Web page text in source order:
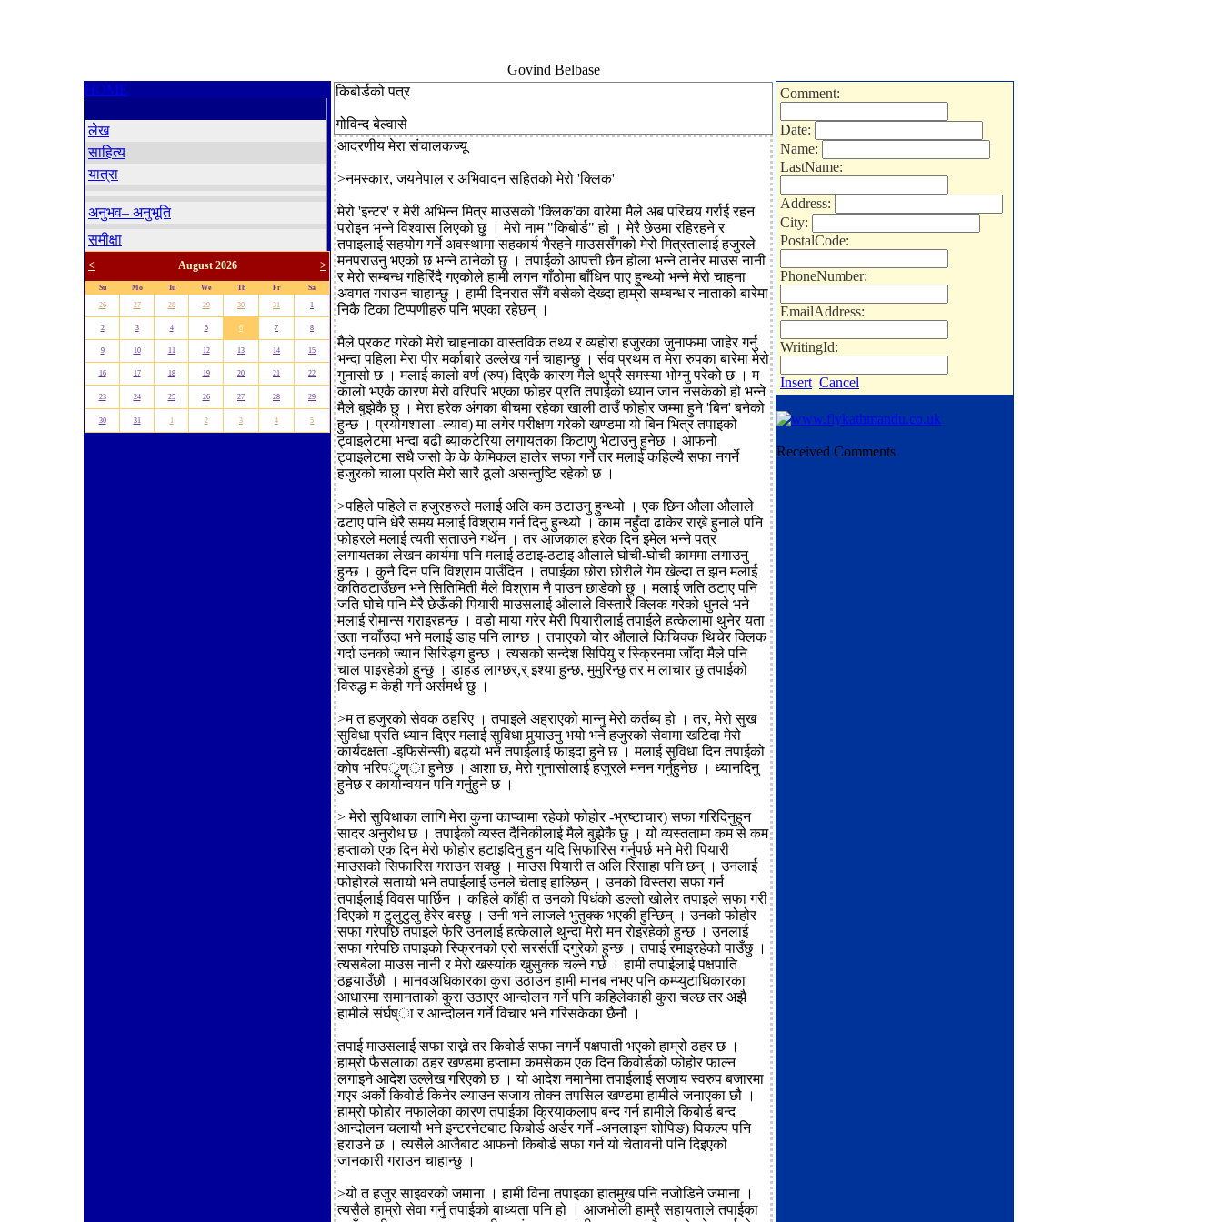
Govind Belbase
HOME
लेख
साहित्य
यात्रा
अनुभव– अनुभूति
समीक्षा
< August 2026 >
Su Mo Tu We Th Fr Sa
26 27 28 29 30 31 1
2 3 4 5 6 7 8
9 10 11 12 13 14 15
16 17 18 19 20 21 22
23 24 25 26 27 28 29
30 31 1 2 3 4 5
किबोर्डको पत्र
गोविन्द बेल्वासे
आदरणीय मेरा संचालकज्यू
>नमस्कार, जयनेपाल र अभिवादन सहितको मेरो 'क्लिक'
मेरो 'इन्टर' र मेरी अभिन्न मित्र माउसको 'क्लिक'का वारेमा मैले अब परिचय गर्राई रहन
परोइन भन्ने विश्वास लिएको छु । मेरो नाम "किबोर्ड" हो । मेरै छेउमा रहिरहने र
तपाइलाई सहयोग गर्ने अवस्थामा सहकार्य भैरहने माउससँगको मेरो मित्रतालाई हजुरले
मनपराउनु भएको छ भन्ने ठानेको छु । तपाईको आपत्ती छैन होला भन्ने ठानेर माउस नानी
र मेरो सम्बन्ध गहिरिंदै गएकोले हामी लगन गाँठोमा बाँधिन पाए हुन्थ्यो भन्ने मेरो चाहना
अवगत गराउन चाहान्छु । हामी दिनरात सँगै बसेको देख्दा हाम्रो सम्बन्ध र नाताको बारेमा
निकै टिका टिप्पणीहरु पनि भएका रहेछन् ।
मैले प्रकट गरेको मेरो चाहनाका वास्तविक तथ्य र व्यहोरा हजुरका जुनाफमा जाहेर गर्नु
भन्दा पहिला मेरा पीर मर्काबारे उल्लेख गर्न चाहान्छु । र्सव प्रथम त मेरा रुपका बारेमा मेरो
गुनासो छ । मलाई कालो वर्ण (रुप) दिएकै कारण मैले थुप्रै समस्या भोग्नु परेको छ । म
कालो भएकै कारण मेरो वरिपरि भएका फोहर प्रति तपाईको ध्यान जान नसकेको हो भन्ने
मैले बुझेकै छु । मेरा हरेक अंगका बीचमा रहेका खाली ठाउँ फोहोर जम्मा हुने 'बिन' बनेको
हुन्छ । प्रयोगशाला -ल्याव) मा लगेर परीक्षण गरेको खण्डमा यो बिन भित्र तपाइको
ट्वाइलेटमा भन्दा बढी ब्याकटेरिया लगायतका किटाणु भेटाउनु हुनेछ । आफनो
ट्वाइलेटमा सधै जसो के के केमिकल हालेर सफा गर्ने तर मलाई कहिल्यै सफा नगर्ने
हजुरको चाला प्रति मेरो सारै ठूलो असन्तुष्टि रहेको छ ।
>पहिले पहिले त हजुरहरुले मलाई अलि कम ठटाउनु हुन्थ्यो । एक छिन औला औलाले
ढटाए पनि धेरै समय मलाई विश्राम गर्न दिनु हुन्थ्यो । काम नहुँदा ढाकेर राख्ने हुनाले पनि
फोहरले मलाई त्यती सताउने गर्थेन । तर आजकाल हरेक दिन इमेल भन्ने पत्र
लगायतका लेखन कार्यमा पनि मलाई ठटाइ-ठटाइ औलाले घोची-घोची काममा लगाउनु
हुन्छ । कुनै दिन पनि विश्राम पाउँदिन । तपाईका छोरा छोरीले गेम खेल्दा त झन मलाई
कतिठटाउँछन भने सितिमिती मैले विश्राम नै पाउन छाडेको छु । मलाई जति ठटाए पनि
जति घोचे पनि मेरै छेऊँकी पियारी माउसलाई औलाले विस्तारै क्लिक गरेको धुनले भने
मलाई रोमान्स गराइरहन्छ । वडो माया गरेर मेरी पियारीलाई तपाईले हत्केलामा थुनेर यता
उता नचाँउदा भने मलाई डाह पनि लाग्छ । तपाएको चोर औलाले किचिक्क थिचेर क्लिक
गर्दा उनको ज्यान सिरिङ्ग हुन्छ । त्यसको सन्देश सिपियु र स्क्रिनमा जाँदा मैले पनि
चाल पाइरहेको हुन्छु । डाहड लाग्छर्,र् इश्या हुन्छ, मुमुरिन्छु तर म लाचार छु तपाईको
विरुद्ध म केही गर्न अर्समर्थ छु ।
>म त हजुरको सेवक ठहरिए । तपाइले अह्राएको मान्नु मेरो कर्तब्य हो । तर, मेरो सुख
सुविधा प्रति ध्यान दिएर मलाई सुविधा पुर्‍याउनु भयो भने हजुरको सेवामा खटिदा मेरो
कार्यदक्षता -इफिसेन्सी) बढ्यो भने तपाईलाई फाइदा हुने छ । मलाई सुविधा दिन तपाईको
कोष भरिपर्ूण्ा हुनेछ । आशा छ, मेरो गुनासोलाई हजुरले मनन गर्नुहुनेछ । ध्यानदिनु
हुनेछ र कार्यान्वयन पनि गर्नुहुने छ ।
> मेरो सुविधाका लागि मेरा कुना काप्चामा रहेको फोहोर -भ्रष्टाचार) सफा गरिदिनुहुन
सादर अनुरोध छ । तपाईको व्यस्त दैनिकीलाई मैले बुझेकै छु । यो व्यस्ततामा कम से कम
हप्ताको एक दिन मेरो फोहोर हटाइदिनु हुन यदि सिफारिस गर्नुपर्छ भने मेरी पियारी
माउसको सिफारिस गराउन सक्छु । माउस पियारी त अलि रिसाहा पनि छन् । उनलाई
फोहोरले सतायो भने तपाईलाई उनले चेताइ हाल्छिन् । उनको विस्तरा सफा गर्न
तपाईलाई विवस पार्छिन । कहिले काँही त उनको पिधंको डल्लो खोलेर तपाइले सफा गरी
दिएको म टुलुटुलु हेरेर बस्छु । उनी भने लाजले भुतुक्क भएकी हुन्छिन् । उनको फोहोर
सफा गरेपछि तपाइले फेरि उनलाई हत्केलाले थुन्दा मेरो मन रोइरहेको हुन्छ । उनलाई
सफा गरेपछि तपाइको स्क्रिनको एरो सरर्सर्ती दगुरेको हुन्छ । तपाई रमाइरहेको पाउँछु ।
त्यसबेला माउस नानी र मेरो खस्यांक खुसुक्क चल्ने गर्छ । हामी तपाईलाई पक्षपाति
ठहर्‍याउँछौ । मानवअधिकारका कुरा उठाउन हामी मानब नभए पनि कम्प्युटाधिकारका
आधारमा समानताको कुरा उठाएर आन्दोलन गर्ने पनि कहिलेकाही कुरा चल्छ तर अझै
हामीले संर्घष्ा र आन्दोलन गर्ने विचार भने गरिसकेका छैनौ ।
तपाई माउसलाई सफा राख्ने तर किवोर्ड सफा नगर्ने पक्षपाती भएको हाम्रो ठहर छ ।
हाम्रो फैसलाका ठहर खण्डमा हप्तामा कमसेकम एक दिन किवोर्डको फोहोर फाल्न
लगाइने आदेश उल्लेख गरिएको छ । यो आदेश नमानेमा तपाईलाई सजाय स्वरुप बजारमा
गएर अर्को किवोर्ड किनेर ल्याउन सजाय तोक्न तपसिल खण्डमा हामीले जनाएका छौ ।
हाम्रो फोहोर नफालेका कारण तपाईका क्रियाकलाप बन्द गर्न हामीले किबोर्ड बन्द
आन्दोलन चलायौ भने इन्टरनेटबाट किबोर्ड अर्डर गर्ने -अनलाइन शोपिङ) विकल्प पनि
हराउने छ । त्यसैले आजैबाट आफनो किबोर्ड सफा गर्न यो चेतावनी पनि दिइएको
जानकारी गराउन चाहान्छु ।
>यो त हजुर साइवरको जमाना । हामी विना तपाइका हातमुख पनि नजोडिने जमाना ।
त्यसैले हाम्रो सेवा गर्नु तपाईको बाध्यता पनि हो । आजभोली हाम्रै सहायताले तपाईका
Comment:
Date:
Name:
LastName:
Address:
City:
PostalCode:
PhoneNumber:
EmailAddress:
WritingId:
Insert Cancel
Received Comments